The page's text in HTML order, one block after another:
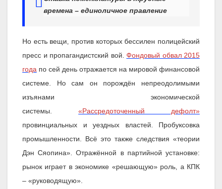
времена – единоличное правление
Но есть вещи, против которых бессилен полицейский
пресс и пропагандистский вой. Фондовый обвал 2015
года по сей день отражается на мировой финансовой
системе. Но сам он порождён непреодолимыми
изъянами экономической
системы. «Рассредоточенный дефолт»
провинциальных и уездных властей. Пробуксовка
промышленности. Всё это также следствия «теории
Дэн Сяопина». Отражённой в партийной установке:
рынок играет в экономике «решающую» роль, а КПК
– «руководящую».